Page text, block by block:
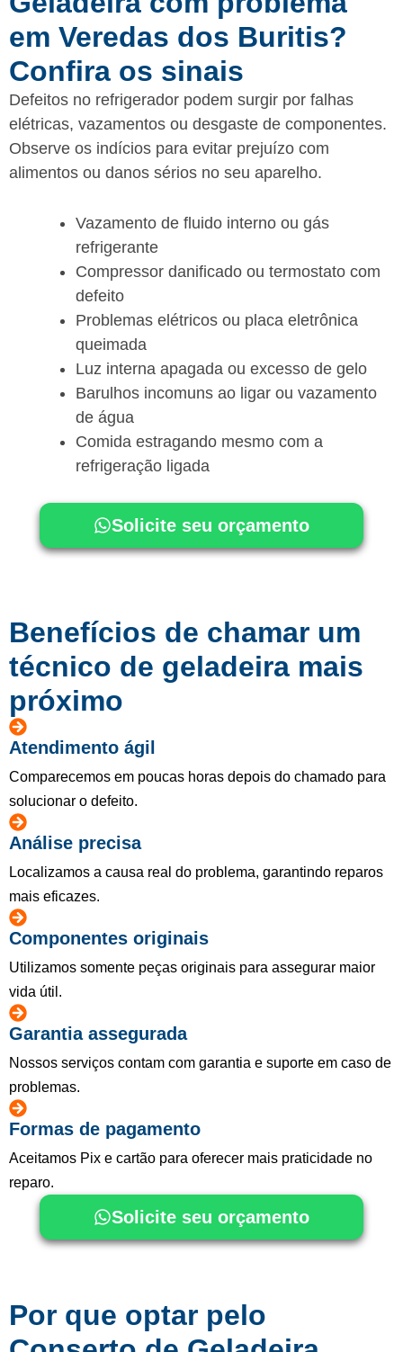
em Veredas dos Buritis?
Confira os sinais
Defeitos no refrigerador podem surgir por falhas
elétricas, vazamentos ou desgaste de componentes.
Observe os indícios para evitar prejuízo com
alimentos ou danos sérios no seu aparelho.
Vazamento de fluido interno ou gás
refrigerante
Compressor danificado ou termostato com
defeito
Problemas elétricos ou placa eletrônica
queimada
Luz interna apagada ou excesso de gelo
Barulhos incomuns ao ligar ou vazamento
de água
Comida estragando mesmo com a
refrigeração ligada
Solicite seu orçamento
Benefícios de chamar um
técnico de geladeira mais
próximo
Atendimento ágil
Comparecemos em poucas horas depois do chamado para
solucionar o defeito.
Análise precisa
Localizamos a causa real do problema, garantindo reparos
mais eficazes.
Componentes originais
Utilizamos somente peças originais para assegurar maior
vida útil.
Garantia assegurada
Nossos serviços contam com garantia e suporte em caso de
problemas.
Formas de pagamento
Aceitamos Pix e cartão para oferecer mais praticidade no
reparo.
Solicite seu orçamento
Por que optar pelo